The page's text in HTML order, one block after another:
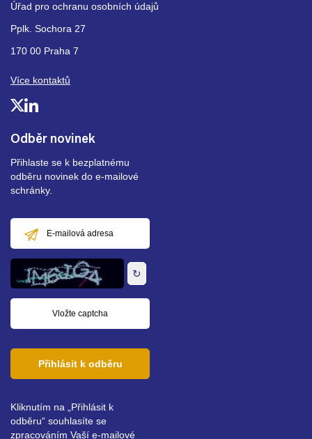
Odběr novinek
Přihlaste se k bezplatnému
odběru novinek do e-mailové
schránky.
mailová
adresa
↻
Přihlásit k odběru
Kliknutím na „Přihlásit k
odběru“ souhlasíte se
zpracováním Vaší e-mailové
Úřad pro ochranu osobních údajů
Pplk. Sochora 27
170 00 Praha 7
Více kontaktů